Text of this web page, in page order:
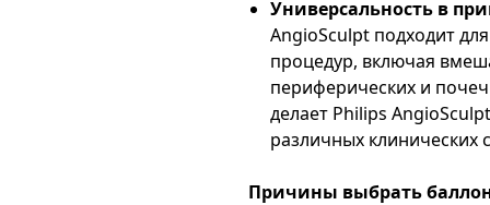
Универсальность в
AngioSculpt подходит
процедур, включая
периферических и
делает Philips
различных клинических
Причины выбрать